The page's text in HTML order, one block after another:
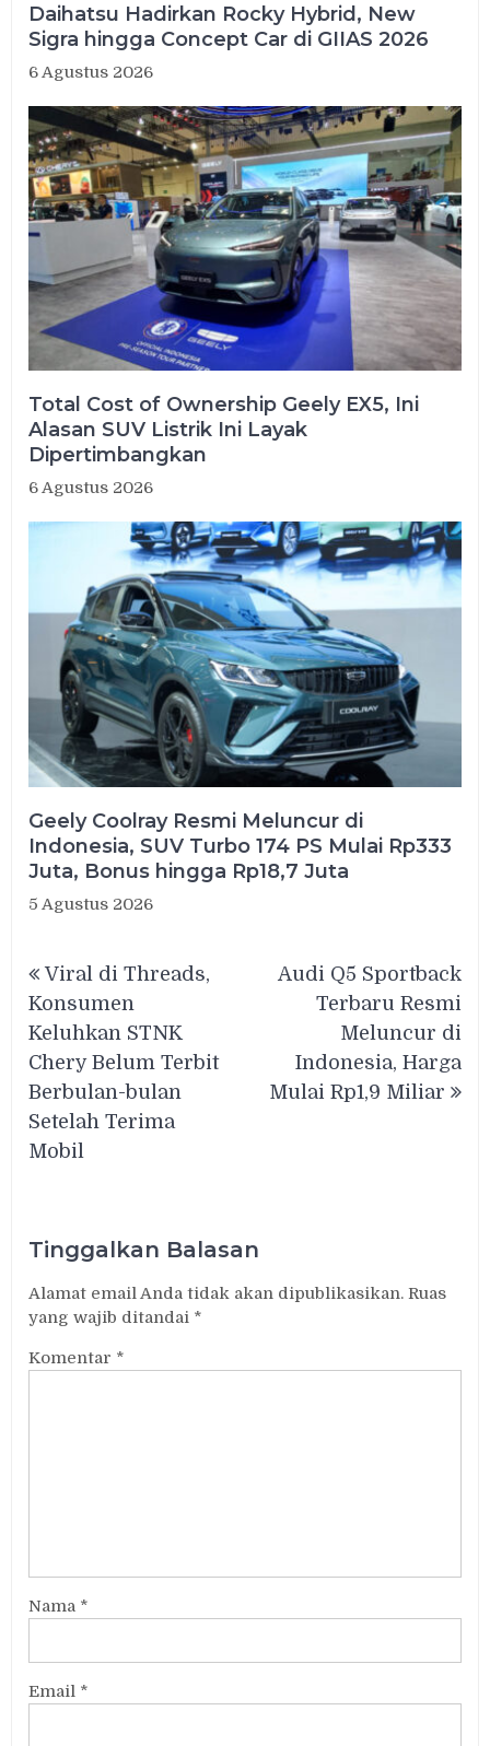
Daihatsu Hadirkan Rocky Hybrid, New
Sigra hingga Concept Car di GIIAS 2026
6 Agustus 2026
Total Cost of Ownership Geely EX5, Ini
Alasan SUV Listrik Ini Layak
Dipertimbangkan
6 Agustus 2026
Geely Coolray Resmi Meluncur di
Indonesia, SUV Turbo 174 PS Mulai Rp333
Juta, Bonus hingga Rp18,7 Juta
5 Agustus 2026
pos
Viral di Threads,
Konsumen
Keluhkan STNK
Chery Belum Terbit
Berbulan-bulan
Setelah Terima
Mobil
Audi Q5 Sportback
Terbaru Resmi
Meluncur di
Indonesia, Harga
Mulai Rp1,9 Miliar
Tinggalkan Balasan
Alamat email Anda tidak akan dipublikasikan. Ruas
yang wajib ditandai *
Komentar *
Nama *
Email *